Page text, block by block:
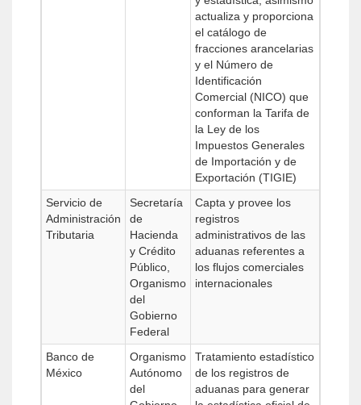
actualiza y proporciona
el catálogo de
fracciones arancelarias
y el Número de
Identificación
Comercial (NICO) que
conforman la Tarifa de
la Ley de los
Impuestos Generales
de Importación y de
Exportación (TIGIE)
Servicio de
Administración
Tributaria
Secretaría
de
Hacienda
y Crédito
Público,
Organismo
del
Gobierno
Federal
Capta y provee los
registros
administrativos de las
aduanas referentes a
los flujos comerciales
internacionales
Banco de
México
Organismo
Autónomo
del
Tratamiento estadístico
de los registros de
aduanas para generar